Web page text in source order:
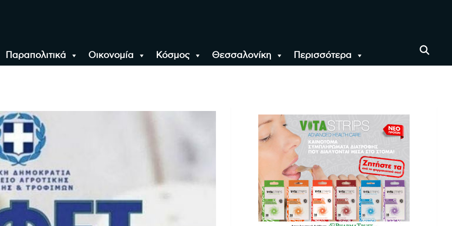
Παραπολιτικά Οικονομία Κόσμος Θεσσαλονίκη Περισσότερα